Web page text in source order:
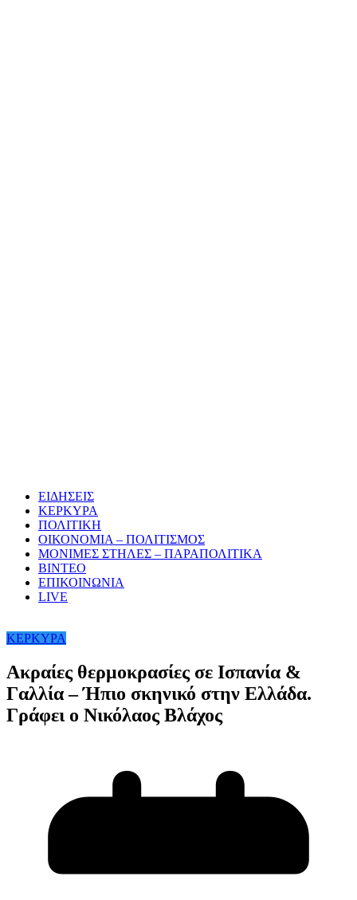
ΕΙΔΗΣΕΙΣ
ΚΕΡΚΥΡΑ
ΠΟΛΙΤΙΚΗ
ΟΙΚΟΝΟΜΙΑ – ΠΟΛΙΤΙΣΜΟΣ
ΜΟΝΙΜΕΣ ΣΤΗΛΕΣ – ΠΑΡΑΠΟΛΙΤΙΚΑ
ΒΙΝΤΕΟ
ΕΠΙΚΟΙΝΩΝΙΑ
LIVE
ΚΕΡΚΥΡΑ
Ακραίες θερμοκρασίες σε Ισπανία &
Γαλλία – Ήπιο σκηνικό στην Ελλάδα.
Γράφει ο Νικόλαος Βλάχος